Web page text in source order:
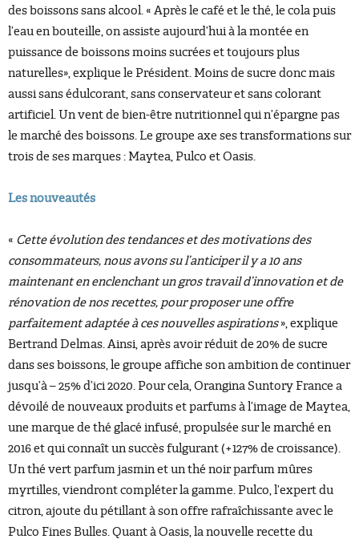
des boissons sans alcool. « Après le café et le thé, le cola puis
l’eau en bouteille, on assiste aujourd’hui à la montée en
puissance de boissons moins sucrées et toujours plus
naturelles», explique le Président. Moins de sucre donc mais
aussi sans édulcorant, sans conservateur et sans colorant
artificiel. Un vent de bien-être nutritionnel qui n’épargne pas
le marché des boissons. Le groupe axe ses transformations sur
trois de ses marques : Maytea, Pulco et Oasis.
Les nouveautés
« Cette évolution des tendances et des motivations des
consommateurs, nous avons su l’anticiper il y a 10 ans
maintenant en enclenchant un gros travail d’innovation et de
rénovation de nos recettes, pour proposer une offre
parfaitement adaptée à ces nouvelles aspirations», explique
Bertrand Delmas. Ainsi, après avoir réduit de 20% de sucre
dans ses boissons, le groupe affiche son ambition de continuer
jusqu’à – 25% d’ici 2020. Pour cela, Orangina Suntory France a
dévoilé de nouveaux produits et parfums à l’image de Maytea,
une marque de thé glacé infusé, propulsée sur le marché en
2016 et qui connaît un succès fulgurant (+127% de croissance).
Un thé vert parfum jasmin et un thé noir parfum mûres
myrtilles, viendront compléter la gamme. Pulco, l’expert du
citron, ajoute du pétillant à son offre rafraîchissante avec le
Pulco Fines Bulles. Quant à Oasis, la nouvelle recette du